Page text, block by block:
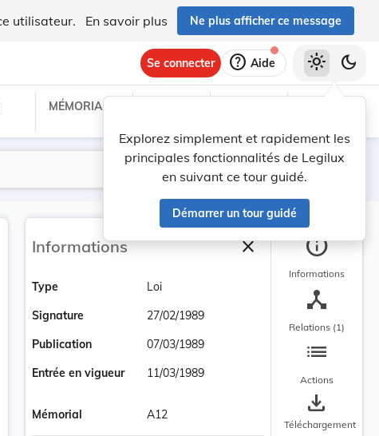
utilisateur. En savoir plus Ne plus afficher ce message
Se connecter help Aide
Explorez simplement et rapidement les
principales fonctionnalités de Legilux
en suivant ce tour guidé.
Démarrer un tour guidé
light_mode dark_mode
MÉMORIAL C
Lancer la recherche
Filtres
Informations closeFermer la barre
Type
Loi
Signature
27/02/1989
Publication
07/03/1989
Entrée en vigueur
11/03/1989
Mémorial A12
info
Informations
device_hub
Relations (1)
list
Actions
save_alt
Téléchargement